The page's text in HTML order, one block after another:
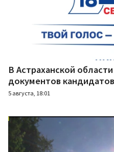
В Астраханской
документов
5 августа, 18:01